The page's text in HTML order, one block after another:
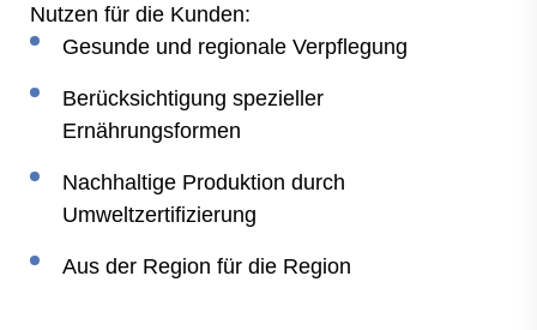
Nutzen für die Kunden:
Gesunde und regionale Verpflegung
Berücksichtigung spezieller
Ernährungsformen
Nachhaltige Produktion durch
Umweltzertifizierung
Aus der Region für die Region